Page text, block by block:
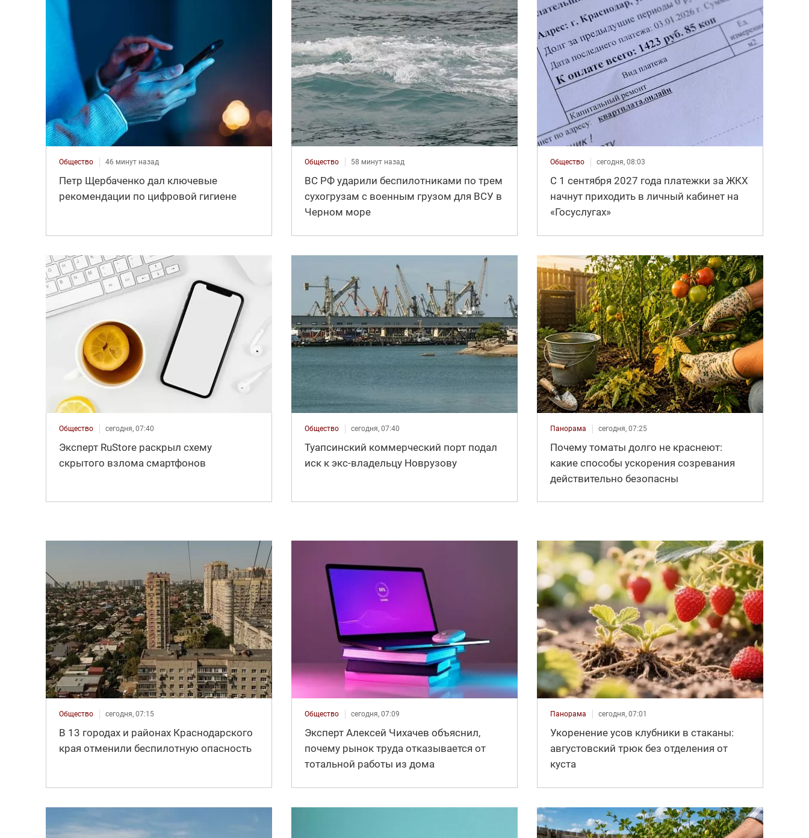
Общество 46 минут назад
Петр Щербаченко дал ключевые
рекомендации по цифровой гигиене
Общество 58 минут назад
ВС РФ ударили беспилотниками по трем
сухогрузам с военным грузом для ВСУ в
Черном море
Общество сегодня, 08:03
С 1 сентября 2027 года платежки за ЖКХ
начнут приходить в личный кабинет на
«Госуслугах»
Общество сегодня, 07:40
Эксперт RuStore раскрыл схему
скрытого взлома смартфонов
Общество сегодня, 07:40
Туапсинский коммерческий порт подал
иск к экс-владельцу Новрузову
Панорама сегодня, 07:25
Почему томаты долго не краснеют:
какие способы ускорения созревания
действительно безопасны
Общество сегодня, 07:15
В 13 городах и районах Краснодарского
края отменили беспилотную опасность
Общество сегодня, 07:09
Эксперт Алексей Чихачев объяснил,
почему рынок труда отказывается от
тотальной работы из дома
Панорама сегодня, 07:01
Укоренение усов клубники в стаканы:
августовский трюк без отделения от
куста